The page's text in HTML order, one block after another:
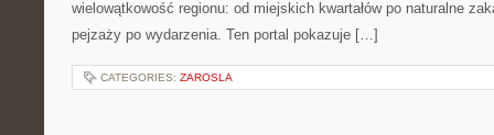
wielowątkowość regionu: od miejskich kwartałów po naturalne
pejzaży po wydarzenia. Ten portal pokazuje […]
CATEGORIES: ZAROSLA